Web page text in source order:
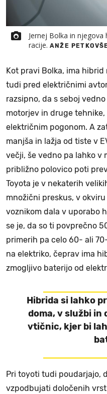
Jernej Bolka in
racije. ANŽE
Kot pravi Bolka, ima
tudi pred električnimi
razsipno, da s seboj
motorjev in druge
električnim pogonom. A
manjša in lažja od tiste v
večji, še vedno pa lahko v
približno polovico poti
Toyota je v nekaterih
množični preskus, v
voznikom dala v uporabo
se je, da so ti povprečno
primerih pa celo 60- ali
na elektriko, čeprav ima
zmogljivo baterijo od
Hibrida si lahko
doma, v službi in
vtičnic, kjer bi
Pri toyoti tudi poudarjajo,
vzpodbujati določenih